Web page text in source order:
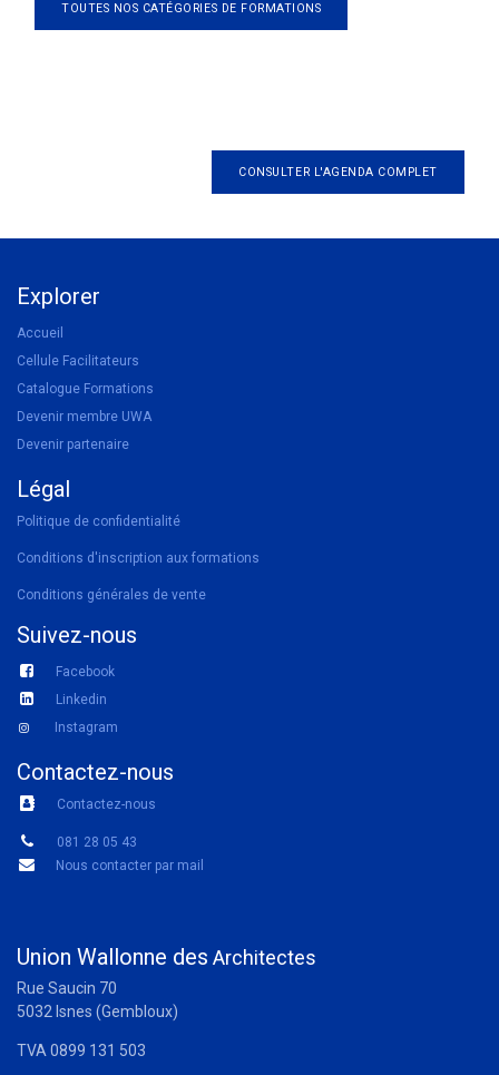
TOUTES NOS CATÉGORIES DE FORMATIONS
CONSULTER L'AGENDA COMPLET
Explorer
Accueil
Cellule Facilitateurs
Catalogue Formations
Devenir membre UWA
Devenir partenaire
Légal
Politique de confidentialité
Conditions d'inscription aux formations
Conditions générales de vente
Suivez-nous
Facebook
Linkedin
Instagram
Contactez-nous
Contactez-nous
081 28 05 43
Nous contacter par mail
Union Wallonne des Architectes
Rue Saucin 70
5032 Isnes (Gembloux)
TVA 0899 131 503